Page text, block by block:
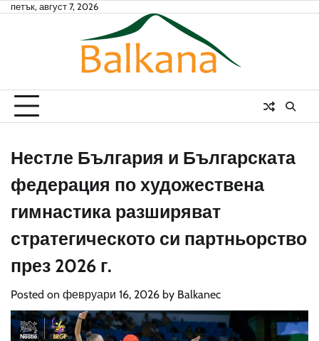
Skipпетък, август 7, 2026
Нестле България и Българската
федерация по художествена
гимнастика разширяват
стратегическото си партньорство
през 2026 г.
Posted on февруари 16, 2026 by Balkanec